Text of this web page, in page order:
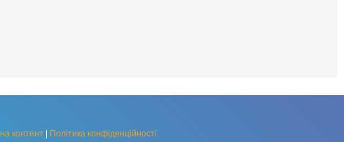
контент
Політика конфіденційності